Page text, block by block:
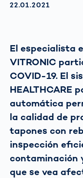
AKTUALISIERT AM:
22.01.2021
El especialista
VITRONIC
COVID-19. El
HEALTHCARE
automática
la calidad de
tapones con
inspección
contaminación
que se vea